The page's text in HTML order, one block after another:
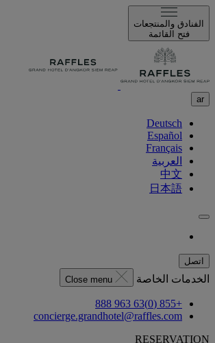
الفنادق والمنتجعات
فتح القائمة
ar
Deutsch
Español
Français
العربية
中文
日本語
اتصل
الخدمات الخاصة Close menu
+855 (0)63 963 888
concierge.grandhotel@raffles.com
RESERVATION